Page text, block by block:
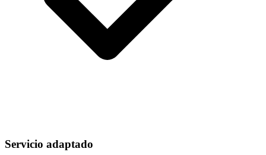
Servicio adaptado